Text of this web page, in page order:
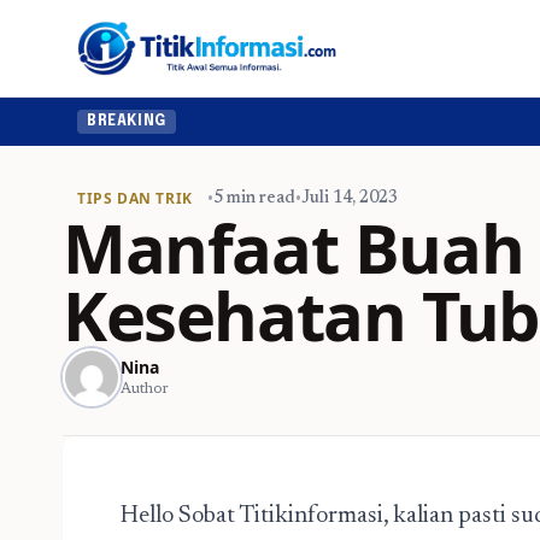
BREAKING
TIPS DAN TRIK •5 min read•Juli 14, 2023
Manfaat
Kesehatan
Nina
Author
Hello Sobat Titikinformasi, kalian pasti